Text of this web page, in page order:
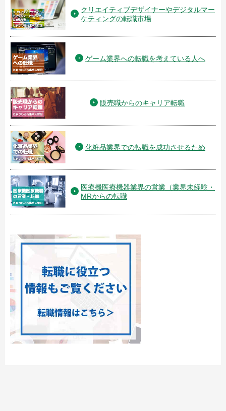
クリエイティブデザイナーやデジタルマー
ケティングの転職市場
ゲーム業界への転職を考えている人へ
販売職からのキャリア転職
化粧品業界での転職を成功させるため
医療機医療機器業界の営業（業界未経験・
MRからの転職